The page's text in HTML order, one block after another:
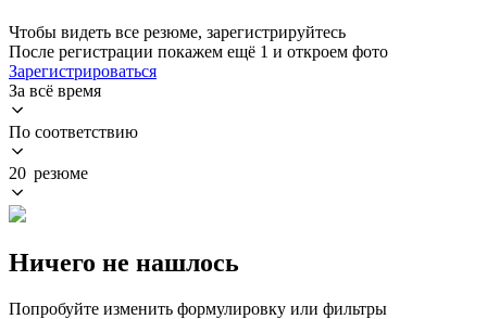
Чтобы видеть все резюме, зарегистрируйтесь
После регистрации покажем ещё 1 и откроем фото
Зарегистрироваться
За всё время
По соответствию
20 резюме
Ничего не нашлось
Попробуйте изменить формулировку или фильтры